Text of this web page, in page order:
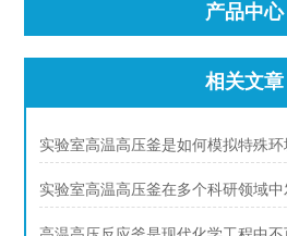
产品中心
相关文章
实验室高温高压釜是如何模拟特殊
实验室高温高压釜在多个科研领域